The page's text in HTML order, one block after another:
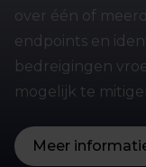
over één of
endpoints en
bedreigingen
mogelijk te
Meer